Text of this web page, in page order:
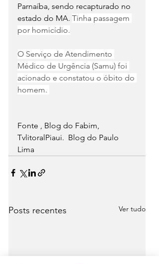
Parnaíba, sendo recapturado no
estado do MA. Tinha passagem
por homicídio.
O Serviço de Atendimento
Médico de Urgência (Samu) foi
acionado e constatou o óbito do
homem.
Fonte , Blog do Fabim,
TvlitoralPiaui.  Blog do Paulo
Lima
Posts recentes Ver tudo